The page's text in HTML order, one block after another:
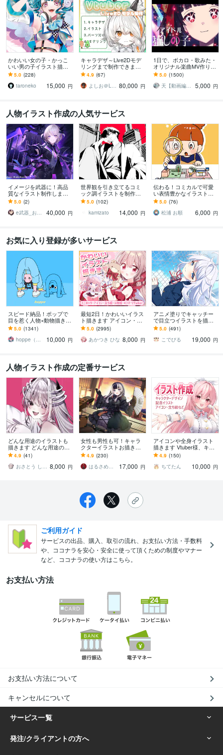
かわいい女の子・かっこ
いい男の子イラスト描き
ます 活動用、女性向けコ
ンテンツなど様々なジャ
ンルに対応します！
5.0 (228)
taroneko
15,000 円
キャラデザ～Live2Dモデ
リングまで制作できます
モデリングが得意です！
まずはお見積りだけでも
お気軽に！
4.9 (67)
よしお＠Live2D 80,000 円
1日で、ボカロ・歌みた・
オリジナル楽曲MV作りま
す 本家風など、ご希望に
合わせて制作させて頂き
ます！
5.0 (1500)
天【動画編集】
5,000 円
人物イラスト作成の人気サービス
イメージを武器に！高品
質なイラスト制作します
配信イラスト、立ち絵、
キャラデザまで幅広くお
まかせください！
5.0 (2)
e武器_お仕事募集中！
40,000 円
世界観を引き立てるコミ
ック調イラストを制作し
ます 世界観で惹きつけ
る、商用対応の一枚絵を
ご提供致します。
5.0 (102)
kamizato
14,000 円
伝わる！コミカルで可愛
い表情豊かなイラスト描
きます 挿絵・チラシ・リ
ーフレット・HP等 / 大量
注文実績あり！
5.0 (76)
松浦 お順
6,000 円
お気に入り登録が多いサービス
スピード納品！ポップで
目を惹く人物×動物描きま
す 挿絵・動画・グッズな
ど鮮やかな配色で個性を
出したい方へ
5.0 (1341)
hoppe（ほっぺ）
10,000 円
最短2日！かわいいイラス
ト描きます アイコン・ミ
ニキャラ・４コマ・立ち
絵をスピード納品しま
す！
5.0 (2995)
あかつき ひな 8,000 円
アニメ塗りでキャッチー
で目立つイラストを描き
ます 動画用、スチル、ア
イコン等、目を引くイラ
ストをご希望の方に！
5.0 (491)
こでびる
19,000 円
人物イラスト作成の定番サービス
どんな用途のイラストも
描きます どんな用途のイ
ラストでも描きます！
4.9 (41)
おさとう しおこ 8,000 円
女性も男性も可！キャラ
クターイラストお描きし
ます サムネイルやグッ
ズ、立ち絵など！お気軽
にご相談ください！
4.9 (230)
はるさめまろにー
17,000 円
アイコンや全身イラスト
描きます Vtuber様、キャ
ラクター、グッズイラス
ト描きます
4.9 (150)
ちてたん
10,000 円
ご利用ガイド
サービスの出品、購入、取引の流れ、お支払い方法・手数料
や、ココナラを安心・安全に使って頂くための制度やマナー
など、ココナラの使い方はこちら。
お支払い方法
お支払い方法について
キャンセルについて